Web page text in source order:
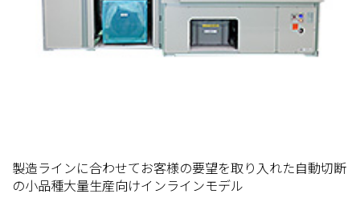
製造ラインに合わせてお客様の要望を取り入れた自動切断
の小品種大量生産向けインラインモデル